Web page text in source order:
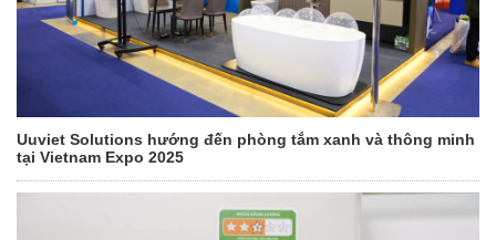
Uuviet Solutions hướng đến phòng tắm xanh và thông minh
tại Vietnam Expo 2025